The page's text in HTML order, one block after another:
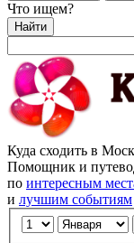
Что ищем?
Найти
Куда сходить в
Помощник и
по интересным
и лучшим событиям